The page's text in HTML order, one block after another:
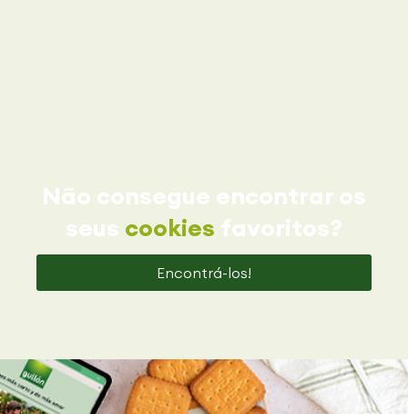
Não consegue encontrar os
seus cookies favoritos?
Encontrá-los!